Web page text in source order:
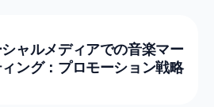
ャルメディアでの音楽マー
ング：プロモーション戦略